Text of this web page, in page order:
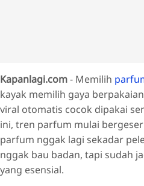
Kapanlagi.com- Memilih
kayak memilih gaya
viral otomatis cocok dipakai
ini, tren parfum mulai
parfum nggak lagi sekadar
nggak bau badan, tapi sudah
yang esensial.